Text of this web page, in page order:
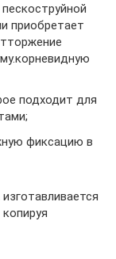
приобретает
подходит для
фиксацию в